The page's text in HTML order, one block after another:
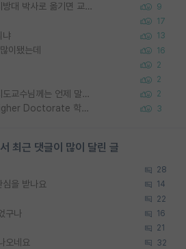
SSH 박사과정을 그만두고 지방대 박사로 옮기면 교수의 꿈은 끝일까요? 9
17
냐 13
이됐는데 16
2
2
타대학원 컨텍 준비중인데, 지도교수님께는 언제 말씀드려야 할까요? 2
우리나라도 학구 열풍보면 Higher Doctorate 학위가 필요하다고 봅니다. 3
최근 댓글이 많이 달린 글
28
을 받나요 14
22
구나 16
21
오네요 32